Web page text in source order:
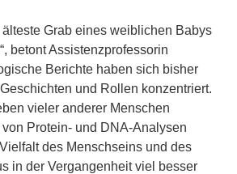
älteste Grab eines weiblichen Babys
betont Assistenzprofessorin
Berichte haben sich bisher
und Rollen konzentriert.
vieler anderer Menschen
Protein- und DNA-Analysen
des Menschseins und des
in der Vergangenheit viel besser